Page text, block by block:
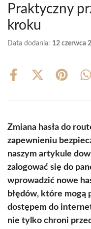
Praktyczny
kroku
Data dodania: 12 czerwca
Share
Share
(Twitter)
Share
Zmiana hasła do
zapewnieniu
naszym artykule
zalogować się do
wprowadzić nowe
błędów, które mogą
dostępem do
nie tylko chroni